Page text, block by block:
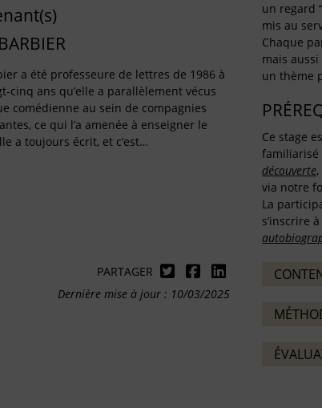
a été professeure de lettres de 1986 à
cinq ans qu’elle a parallèlement vécus
comédienne au sein de compagnies
ce qui l’a amenée à enseigner le
a toujours écrit, et c’est…
PARTAGER
Dernière mise à jour : 10/03/2025
un regard
mis au
Chaque
mais
un thème
Ce stage
familiarisé
découverte
via notre
La
s’inscrire